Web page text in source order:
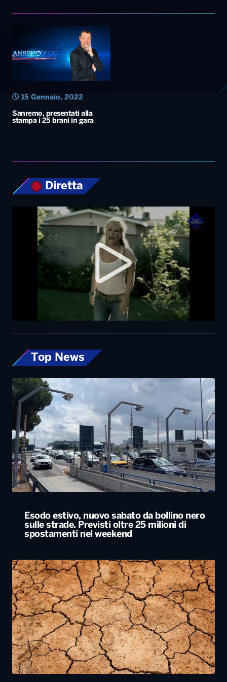
Sanremo, presentati alla
stampa i 25 brani in gara
15 Gennaio, 2022
Diretta
Top News
Esodo estivo, nuovo sabato da bollino nero
sulle strade. Previsti oltre 25 milioni di
spostamenti nel weekend